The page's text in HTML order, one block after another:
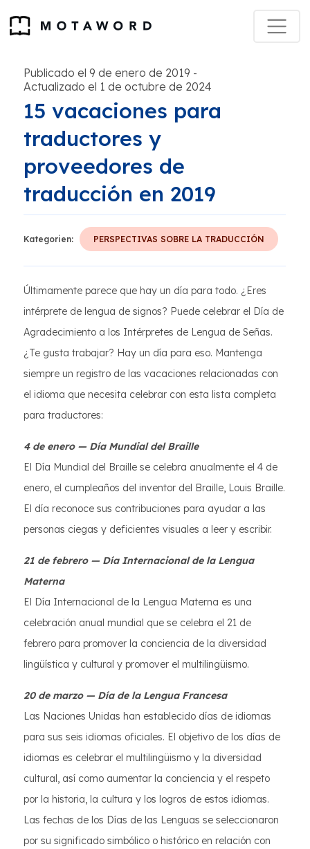
Publicado el 9 de enero de 2019 -
Actualizado el 1 de octubre de 2024
15 vacaciones para
traductores y
proveedores de
traducción en 2019
Kategorien: PERSPECTIVAS SOBRE LA TRADUCCIÓN
Últimamente parece que hay un día para todo. ¿Eres
intérprete de lengua de signos? Puede celebrar el Día de
Agradecimiento a los Intérpretes de Lengua de Señas.
¿Te gusta trabajar? Hay un día para eso. Mantenga
siempre un registro de las vacaciones relacionadas con
el idioma que necesita celebrar con esta lista completa
para traductores:
4 de enero — Día Mundial del Braille
El Día Mundial del Braille se celebra anualmente el 4 de
enero, el cumpleaños del inventor del Braille, Louis Braille.
El día reconoce sus contribuciones para ayudar a las
personas ciegas y deficientes visuales a leer y escribir.
21 de febrero — Día Internacional de la Lengua
Materna
El Día Internacional de la Lengua Materna es una
celebración anual mundial que se celebra el 21 de
febrero para promover la conciencia de la diversidad
lingüística y cultural y promover el multilingüismo.
20 de marzo — Día de la Lengua Francesa
Las Naciones Unidas han establecido días de idiomas
para sus seis idiomas oficiales. El objetivo de los días de
idiomas es celebrar el multilingüismo y la diversidad
cultural, así como aumentar la conciencia y el respeto
por la historia, la cultura y los logros de estos idiomas.
Las fechas de los Días de las Lenguas se seleccionaron
por su significado simbólico o histórico en relación con